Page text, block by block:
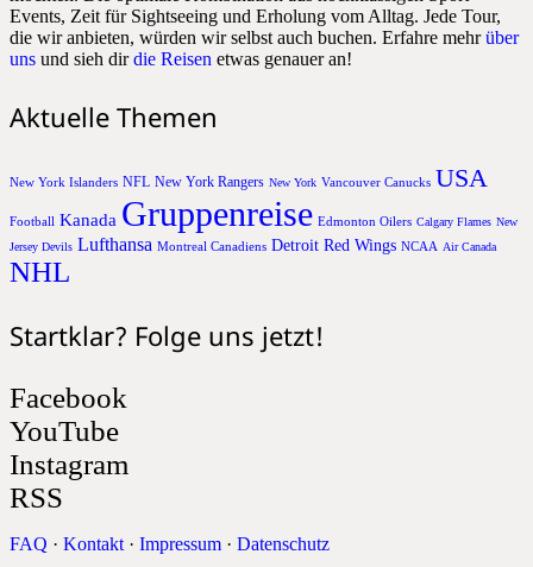
Events, Zeit für Sightseeing und Erholung vom Alltag. Jede Tour,
die wir anbieten, würden wir selbst auch buchen. Erfahre mehrüber
uns und sieh dirdie Reisen etwas genauer an!
Aktuelle Themen
New York Islanders NFL New York Rangers New York Vancouver Canucks USA
Football Kanada Gruppenreise Edmonton Oilers Calgary Flames New
Jersey Devils Lufthansa Montreal Canadiens Detroit Red Wings NCAA Air Canada
NHL
Startklar? Folge uns jetzt!
Facebook
YouTube
Instagram
RSS
FAQ · Kontakt · Impressum · Datenschutz